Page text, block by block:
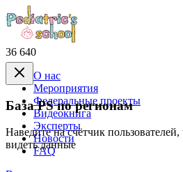
36 640
База PS по регионам
Наведите на счётчик
видеть данные
О нас
Mероприятия
Федеральные проекты
Видеокнига
Эксперты
Новости
FAQ